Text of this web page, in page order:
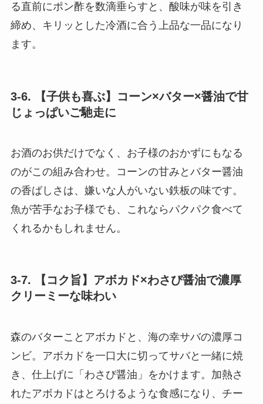
る直前にポン酢を数滴垂らすと、酸味が味を引き
締め、キリッとした冷酒に合う上品な一品になり
ます。
3-6. 【子供も喜ぶ】コーン×バター×醤油で甘
じょっぱいご馳走に
お酒のお供だけでなく、お子様のおかずにもなる
のがこの組み合わせ。コーンの甘みとバター醤油
の香ばしさは、嫌いな人がいない鉄板の味です。
魚が苦手なお子様でも、これならパクパク食べて
くれるかもしれません。
3-7. 【コク旨】アボカド×わさび醤油で濃厚
クリーミーな味わい
森のバターことアボカドと、海の幸サバの濃厚コ
ンビ。アボカドを一口大に切ってサバと一緒に焼
き、仕上げに「わさび醤油」をかけます。加熱さ
れたアボカドはとろけるような食感になり、チー